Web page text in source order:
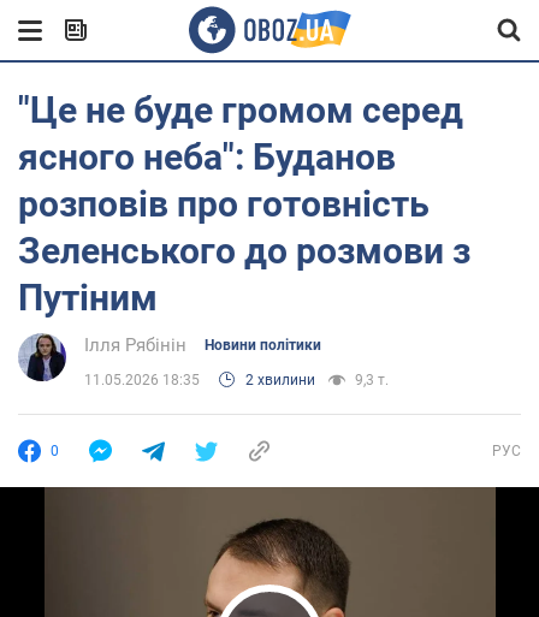
"Це не буде громом серед
ясного неба": Буданов
розповів про готовність
Зеленського до розмови з
Путіним
Ілля Рябінін Новини політики
11.05.2026 18:35 2 хвилини 9,3 т.
0 РУС